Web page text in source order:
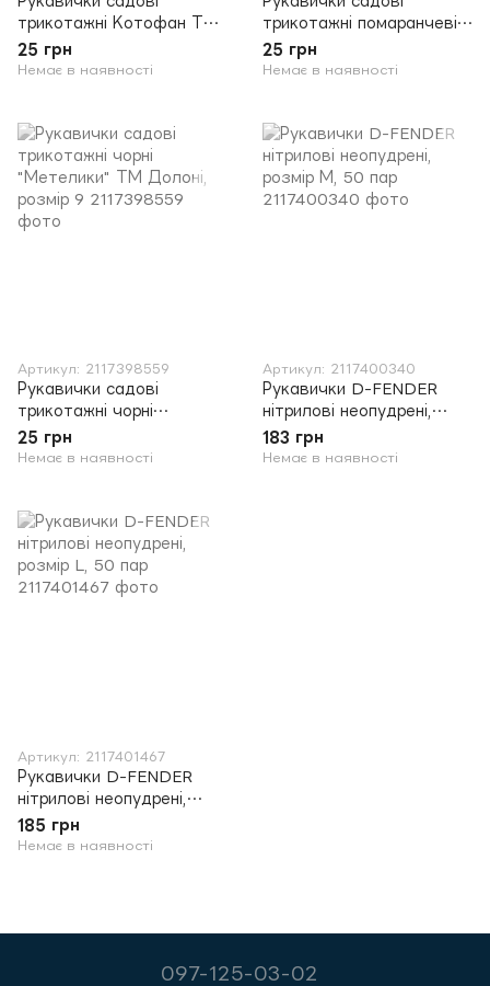
трикотажні Котофан ТМ
Долоні , розмір 8
25 грн
Немає в наявності
трикотажні помаранчеві
"Мак" ТМ Долоні, розмір
9
25 грн
Немає в наявності
Артикул: 2117398559
Рукавички садові
трикотажні чорні
"Метелики" ТМ Долоні,
розмір 9
25 грн
Немає в наявності
Артикул: 2117400340
Рукавички D-FENDER
нітрилові неопудрені,
розмір М, 50 пар
183 грн
Немає в наявності
Артикул: 2117401467
Рукавички D-FENDER
нітрилові неопудрені,
розмір L, 50 пар
185 грн
Немає в наявності
097-125-03-02